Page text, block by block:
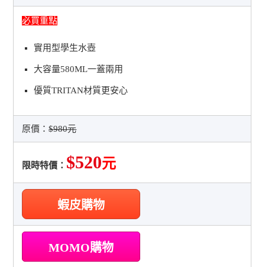
必買重點
實用型學生水壺
大容量580ML一蓋兩用
優質TRITAN材質更安心
原價：$980元
限時特價： $520元
蝦皮購物
MOMO購物